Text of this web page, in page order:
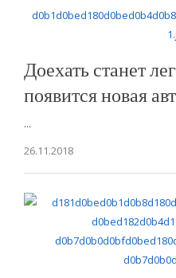
Доехать станет
появится новая
...
26.11.2018